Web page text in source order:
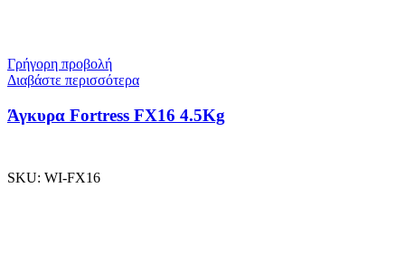
Γρήγορη προβολή
Διαβάστε περισσότερα
Άγκυρα Fortress FX16 4.5Kg
SKU: WI-FX16